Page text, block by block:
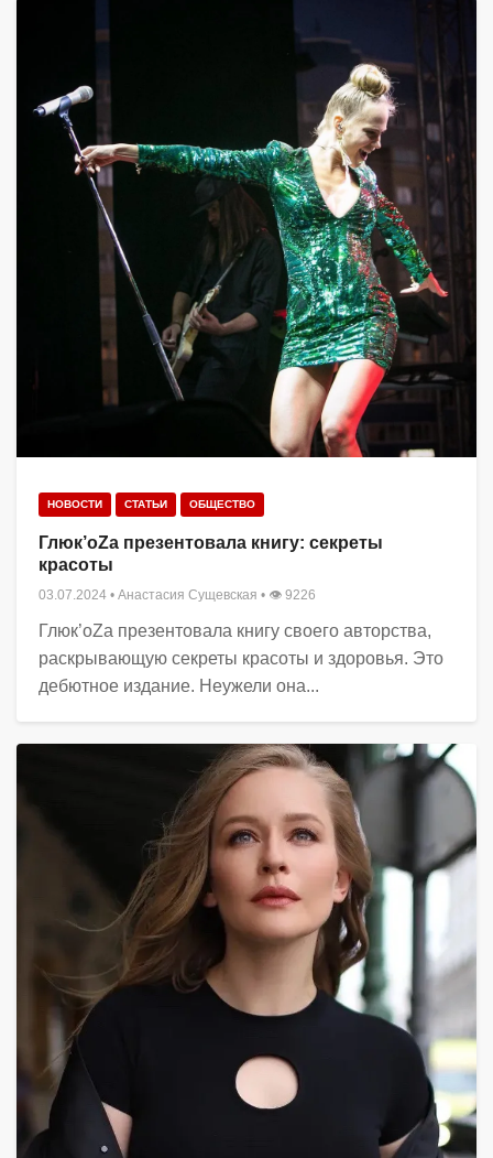
НОВОСТИ СТАТЬИ ОБЩЕСТВО
Глюк’oZa презентовала книгу: секреты
красоты
03.07.2024 • Анастасия Сущевская • 👁 9226
Глюк’oZa презентовала книгу своего авторства,
раскрывающую секреты красоты и здоровья. Это
дебютное издание. Неужели она...